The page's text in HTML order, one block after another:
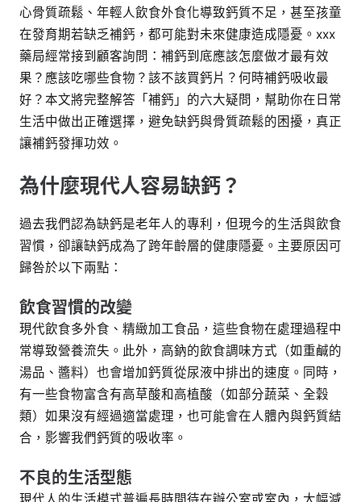
心骨質疏鬆、年輕人飲食外食化導致鈣質不足，甚至孩童
在發育期若缺乏補鈣，都可能對未來健康造成隱憂。xxx
藥局經常接到顧客詢問：補鈣到底應該怎麼做才最有效
果？應該吃哪些食物？該不該買鈣片？何時補鈣吸收最
好？本文將完整解答「補鈣」的六大疑問，幫助你在日常
生活中做出正確選擇，避免缺鈣與骨質疏鬆的困擾，真正
讓補鈣發揮功效。
為什麼現代人容易缺鈣？
過去我們認為缺鈣是老年人的專利，但現今的生活與飲食
習慣，卻讓缺鈣成為了跨年齡層的健康隱憂。主要原因可
歸咎於以下兩點：
飲食習慣的改變
現代飲食多外食、精緻加工食品，這些食物在處理過程中
常導致營養流失。此外，高鈉的飲食調味方式（如重鹹的
湯品、醬料）也會增加鈣質從尿液中排出的速度。同時，
有一些食物富含有高草酸和高植酸（如部分蔬菜、全穀
類）如果沒有經過適當處理，也可能會在人體內與鈣質結
合，影響我們鈣質的吸收率。
不良的生活型態